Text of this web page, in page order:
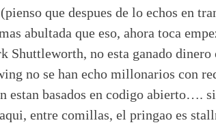
que despues de lo echos en
abultada que eso, ahora toca
Shuttleworth, no esta ganado
no se han echo millonarios con
estan basados en codigo abierto….
entre comillas, el pringao es